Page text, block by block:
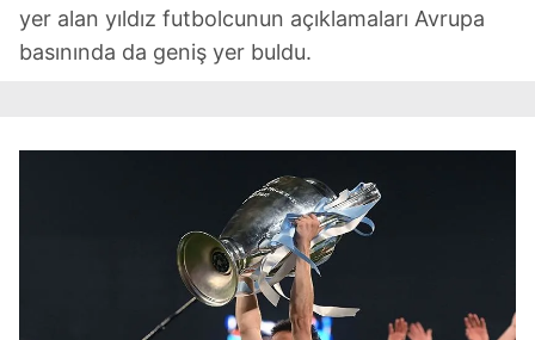
yer alan yıldız futbolcunun açıklamaları Avrupa
basınında da geniş yer buldu.